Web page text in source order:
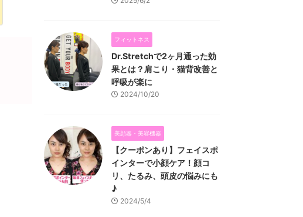
フィットネス
Dr.Stretchで2ヶ月通った効
果とは？肩こり・猫背改善と
呼吸が楽に
2024/10/20
美顔器・美容機器
【クーポンあり】フェイスポ
インターで小顔ケア！顔コ
リ、たるみ、頭皮の悩みにも
♪
2024/5/4